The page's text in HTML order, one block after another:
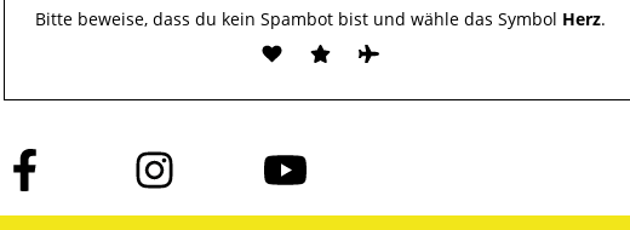
Bitte beweise, dass du kein Spambot bist und wähle das Symbol Herz.
Folge
uns
auf
Folge
uns
auf
Folge
uns
auf